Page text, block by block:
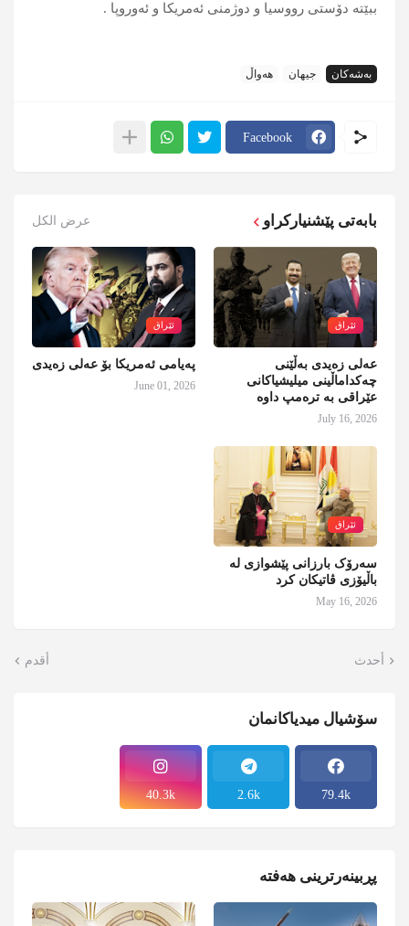
ببێته‌ دۆستی رووسیا و دوژمنی ئه‌مریكا و ئه‌وروپا .
بەشەکان جیهان هەواڵ
Facebook
بابەتی پێشنیارکراو عرض الكل
ئێراق
عەلی زەیدی بەڵێنی
چەکداماڵینی میلیشیاکانی
عێراقی بە ترەمپ داوە
July 16, 2026
ئێراق
پەیامی ئەمریکا بۆ عەلی زەیدی
June 01, 2026
ئێراق
سەرۆک بارزانی پێشوازی لە
باڵیۆزی ڤاتیکان کرد
May 16, 2026
أحدث أقدم
سۆشیال میدیاکانمان
79.4k
2.6k
40.3k
پڕبینەرترینی هەفتە